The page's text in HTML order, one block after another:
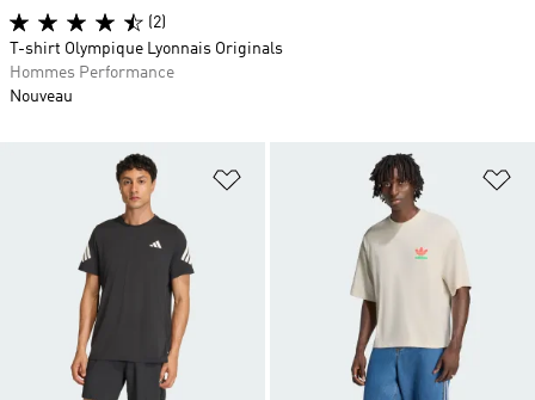
Ajouter à la Liste de produits
(2)
T-shirt Olympique Lyonnais Originals
Hommes Performance
Nouveau